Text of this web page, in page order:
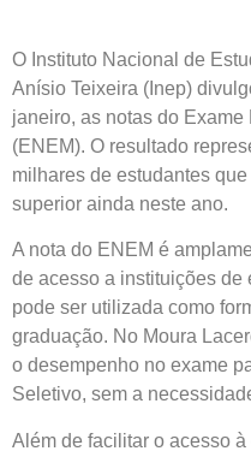
O Instituto Nacional de
Anísio Teixeira (Inep)
janeiro, as notas do
(ENEM). O resultado
milhares de estudantes
superior ainda neste ano.
A nota do ENEM é
de acesso a instituições de
pode ser utilizada como
graduação. No Moura
o desempenho no exame
Seletivo, sem a
Além de facilitar o acesso